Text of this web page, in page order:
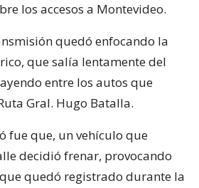
los accesos a Montevideo.
quedó enfocando la
que salía lentamente del
entre los autos que
Gral. Hugo Batalla.
fue que, un vehículo que
decidió frenar, provocando
quedó registrado durante la